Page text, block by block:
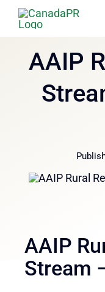
Skip
Trang chủ
Dịch vụ
Thông tin
Trang chủ
Dịch vụ
Thông tin
AAIP
AAIP
Stream